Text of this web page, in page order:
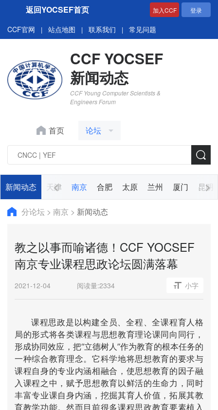
返回YOCSEF首页 加入CCF 登录
CCF官网 | 站点地图 | 联系我们 | 常见问题
CCF YOCSEF
新闻动态
CCF Young Computer Scientists &
Engineers Forum
首页 论坛
新闻动态
岛 深圳 天津 南京 合肥 太原 兰州 厦门 昆明
分论坛 > 南京 > 新闻动态
教之以事而喻诸德！CCF YOCSEF
南京专业课程思政论坛圆满落幕
2021-12-04 阅读量:2334 小字
课程思政是以构建全员、全程、全课程育人格
局的形式将各类课程与思想教育理论课同向同行，
形成协同效应，把“立德树人”作为教育的根本任务的
一种综合教育理念。它科学地将思想教育的要求与
课程自身的专业内涵相融合，使思想教育的因子融
入课程之中，赋予思想教育以鲜活的生命力，同时
丰富专业课自身内涵，挖掘其育人价值，拓展其教
育教学功能。然而目前很多课程思政教育要素植入